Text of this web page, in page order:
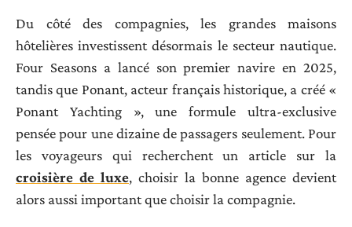
Du côté des compagnies, les grandes maisons
hôtelières investissent désormais le secteur nautique.
Four Seasons a lancé son premier navire en 2025,
tandis que Ponant, acteur français historique, a créé «
Ponant Yachting », une formule ultra-exclusive
pensée pour une dizaine de passagers seulement. Pour
les voyageurs qui recherchent un article sur la
croisière de luxe, choisir la bonne agence devient
alors aussi important que choisir la compagnie.